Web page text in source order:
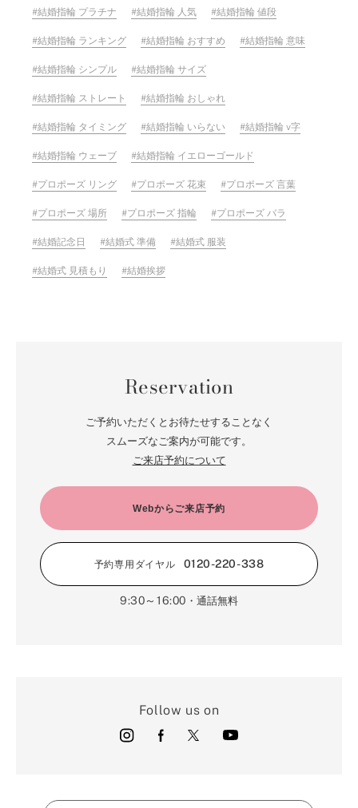
結婚指輪 プラチナ 結婚指輪 人気 結婚指輪 値段
結婚指輪 ランキング 結婚指輪 おすすめ 結婚指輪 意味
結婚指輪 シンプル 結婚指輪 サイズ
結婚指輪 ストレート 結婚指輪 おしゃれ
結婚指輪 タイミング 結婚指輪 いらない 結婚指輪 v字
結婚指輪 ウェーブ 結婚指輪 イエローゴールド
プロポーズ リング プロポーズ 花束 プロポーズ 言葉
プロポーズ 場所 プロポーズ 指輪 プロポーズ バラ
結婚記念日 結婚式 準備 結婚式 服装
結婚式 見積もり 結婚挨拶
Reservation
ご予約いただくとお待たせすることなく
スムーズなご案内が可能です。
ご来店予約について
Webからご来店予約
予約専用ダイヤル 0120-220-338
9:30～16:00 ・通話無料
Follow us on